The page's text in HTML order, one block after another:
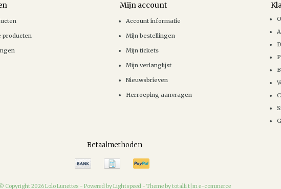
producten
Mijn account
Account informatie
Mijn bestellingen
Mijn tickets
Mijn verlanglijst
Nieuwsbrieven
Herroeping aanvragen
Betaalmethoden
Copyright 2026 Lolo Lunettes - Powered byLightspeed - Theme by totalli t|m e-commerce